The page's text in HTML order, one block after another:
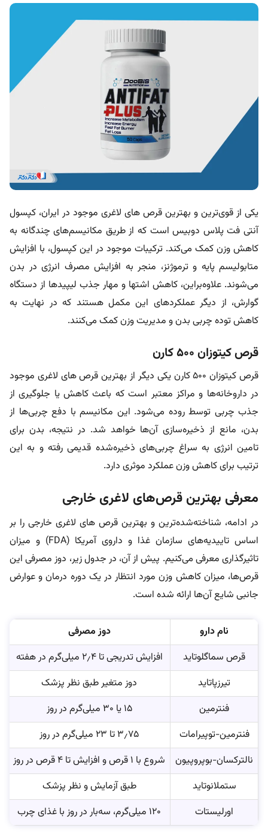
یکی از قوی‌ترین و بهترین قرص های لاغری موجود در ایران، کپسول
آنتی فت پلاس دوبیس است که از طریق مکانیسم‌های چندگانه به
کاهش وزن کمک می‌کند. ترکیبات موجود در این کپسول، با افزایش
متابولیسم پایه و ترموژنز، منجر به افزایش مصرف انرژی در بدن
می‌شوند. علاوه‌براین، کاهش اشتها و مهار جذب لیپیدها از دستگاه
گوارش، از دیگر عملکردهای این مکمل هستند که در نهایت به
کاهش توده چربی بدن و مدیریت وزن کمک می‌کنند.
قرص کیتوزان ۵۰۰ کارن
قرص کیتوزان ۵۰۰ کارن یکی دیگر از بهترین قرص‌ های لاغری موجود
در داروخانه‌ها و مراکز معتبر است که باعث کاهش یا جلوگیری از
جذب چربی توسط روده می‌شود. این مکانیسم با دفع چربی‌ها از
بدن، مانع از ذخیره‌سازی آن‌ها خواهد شد. در نتیجه، بدن برای
تامین انرژی به سراغ چربی‌های ذخیره‌شده قدیمی رفته و به این
ترتیب برای کاهش وزن عملکرد موثری دارد.
معرفی بهترین قرص‌های لاغری خارجی
در ادامه، شناخته‌شده‌ترین و بهترین قرص‌ های لاغری خارجی را بر
اساس تاییدیه‌های سازمان غذا و داروی آمریکا (FDA) و میزان
تاثیرگذاری معرفی می‌کنیم. پیش از آن، در جدول زیر، دوز مصرفی این
قرص‌ها، میزان کاهش وزن مورد انتظار در یک دوره درمان و عوارض
جانبی شایع آن‌ها ارائه شده است.
نام دارو دوز مصرفی
قرص سماگلوتاید
افزایش تدریجی تا ۲٫۴ میلی‌گرم در هفته
تیرزپاتاید
دوز متغیر طبق نظر پزشک
فنترمین
۱۵ یا ۳۰ میلی‌گرم در روز
فنترمین-توپیرامات
۳٫۷۵ تا ۲۳ میلی‌گرم در روز
نالترکسان-بوپروپیون
شروع با ۱ قرص و افزایش تا ۴ قرص در روز
ستملانوتاید
طبق آزمایش و نظر پزشک
اورلیستات
۱۲۰ میلی‌گرم، سه‌بار در روز با غذای چرب